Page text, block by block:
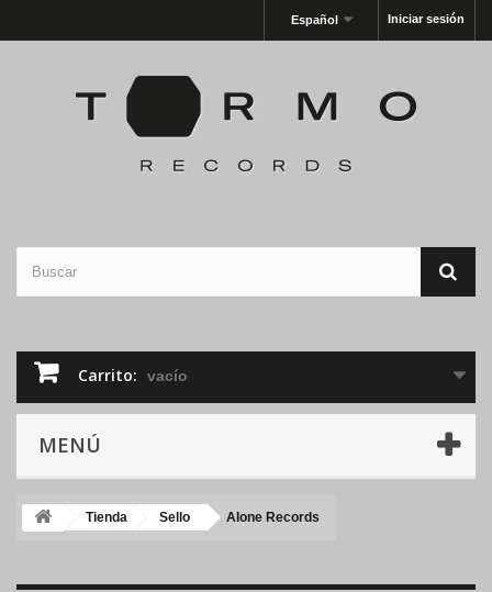
Iniciar sesión
Español
Carrito: vacío
MENÚ
Tienda Sello Alone Records